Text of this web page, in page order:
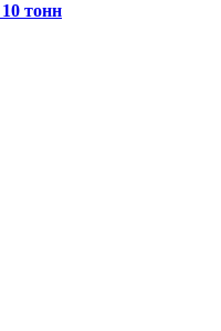
тонн